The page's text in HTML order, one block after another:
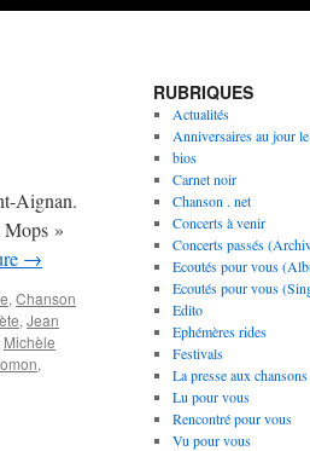
Aignan.
Mops »
→
, Chanson
, Jean
Michèle
,
RUBRIQUES
Actualités
Anniversaires au jour
bios
Carnet noir
Chanson . net
Concerts à venir
Concerts passés
Ecoutés pour vous
Ecoutés pour vous
Edito
Ephémères rides
Festivals
La presse aux chansons
Lu pour vous
Rencontré pour vous
Vu pour vous